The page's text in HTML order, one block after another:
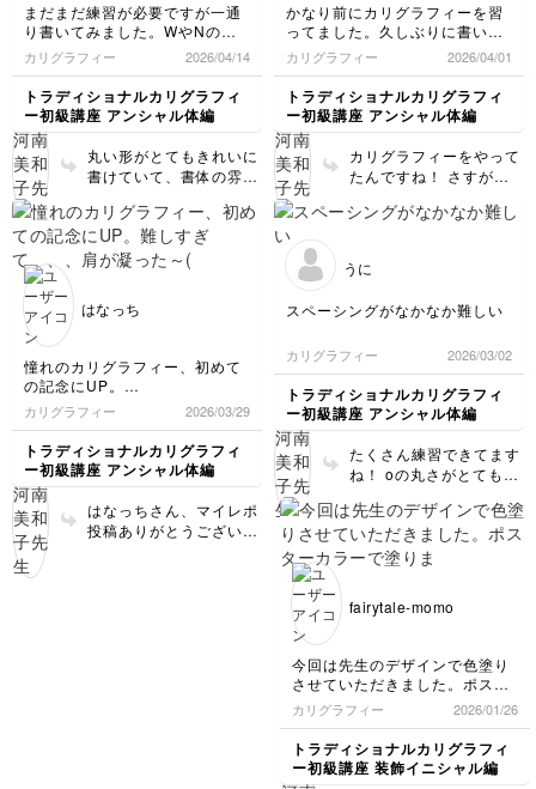
まだまだ練習が必要ですが一通
り書いてみました。WやNの字
幅の取り方が難しいです。
カリグラフィー 2026/04/14
トラディショナルカリグラフィ
ー初級講座 アンシャル体編
丸い形がとてもきれいに
書けていて、書体の雰囲
すね！！ 縦ライン同士
の文字間をゆったりとる
と、よりきれいに整いま
かなり前にカリグラフィーを習
ってました。久しぶりに書いた
ので文字が安定せず毎日少しで
も練習しないといけないと思い
ました💦
カリグラフィー 2026/04/01
トラディショナルカリグラフィ
ー初級講座 アンシャル体編
カリグラフィーをやって
たんですね！ さすが、O
て、統一感のある文字が
繋げて書く部分、左から
角度を変化させるという
た書いてみてください
ね！！
はなっち
憧れのカリグラフィー、初めて
の記念にUP。
難しすぎて、、、肩が凝った～
((+_+))
これから、ゆっくりゆっくり取
り組んで行けたらと思う。
カリグラフィー 2026/03/29
トラディショナルカリグラフィ
ー初級講座 アンシャル体編
はなっちさん、マイレポ
投稿ありがとうございま
うに
スペーシングがなかなか難しい
カリグラフィー 2026/03/02
トラディショナルカリグラフィ
ー初級講座 アンシャル体編
たくさん練習できてます
ね！ oの丸さがとてもき
の上部の左右のカーブが
丸くなるように気をつけ
てくださいね。 アンシ
で、今のスペーシングで
行は、詰まり気味です）
どんどん書き込んで、手
に馴染ませていきましょ
う。
fairytale-momo
今回は先生のデザインで色塗り
させていただきました。ポスタ
ーカラーで塗りました。
普段ペイントをしますので色塗
りはスムーズに出来ました。
もっと練習をして次は自分でア
レンジしてみたいです。
カリグラフィー 2026/01/26
トラディショナルカリグラフィ
ー初級講座 装飾イニシャル編